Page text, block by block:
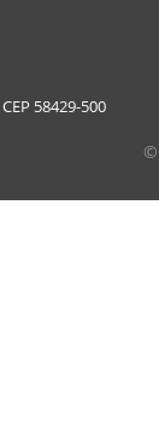
58429-500
©